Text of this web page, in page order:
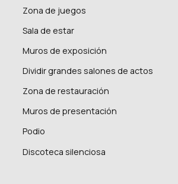
Zona de juegos
Sala de estar
Muros de exposición
Dividir grandes salones de actos
Zona de restauración
Muros de presentación
Podio
Discoteca silenciosa